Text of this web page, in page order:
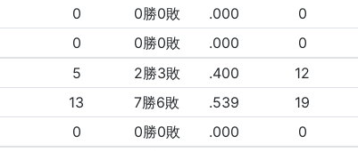
0 0勝0敗 .000 0
0 0勝0敗 .000 0
5 2勝3敗 .400 12
13 7勝6敗 .539 19
0 0勝0敗 .000 0